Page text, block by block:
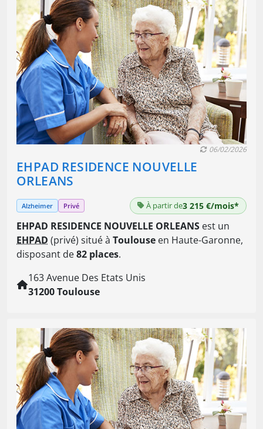
EHPAD RESIDENCE NOUVELLE
ORLEANS
06/02/2026
Alzheimer Privé À partir de3 215 €/mois*
EHPAD RESIDENCE NOUVELLE ORLEANS est un
EHPAD (privé) situé à Toulouse en Haute-Garonne,
disposant de82 places.
163 Avenue Des Etats Unis
31200 Toulouse